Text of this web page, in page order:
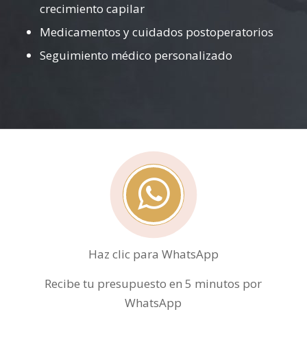
crecimiento capilar
Medicamentos y cuidados postoperatorios
Seguimiento médico personalizado
Haz clic para WhatsApp
Recibe tu presupuesto en 5 minutos por
WhatsApp